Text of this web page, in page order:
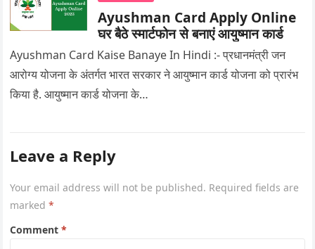
Ayushman Card Apply Online
घर बैठे स्मार्टफोन से बनाएं आयुष्मान कार्ड
Ayushman Card Kaise Banaye In Hindi :- प्रधानमंत्री जन
आरोग्य योजना के अंतर्गत भारत सरकार ने आयुष्मान कार्ड योजना को प्रारंभ
किया है. आयुष्मान कार्ड योजना के…
Leave a Reply
Your email address will not be published. Required fields are
marked*
Comment*